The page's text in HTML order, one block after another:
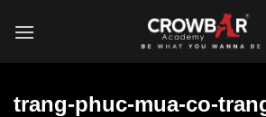
trang-phuc-mua-co-